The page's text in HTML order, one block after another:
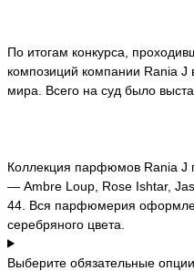
По итогам конкурса,
композиций компании Rania J
мира. Всего на суд было
Коллекция парфюмов Rania J
— Ambre Loup, Rose Ishtar,
44. Вся парфюмерия
серебряного цвета.
Выберите обязательные опции